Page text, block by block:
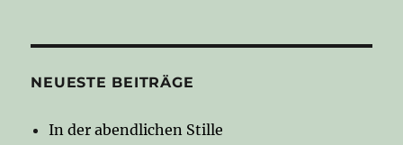
NEUESTE BEITRÄGE
In der abendlichen Stille